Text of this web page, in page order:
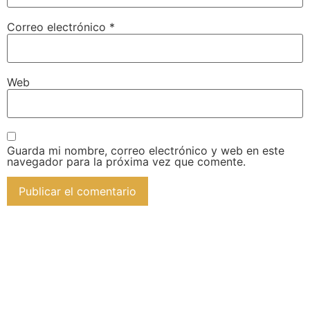
Correo electrónico *
Web
Guarda mi nombre, correo electrónico y web en este
navegador para la próxima vez que comente.